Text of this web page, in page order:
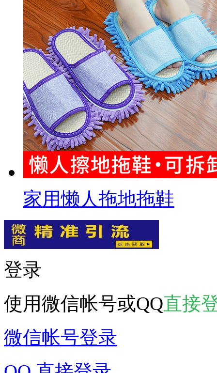
家用懒人拖地拖鞋
登录
使用微信帐号或QQ直接
微信帐号登录